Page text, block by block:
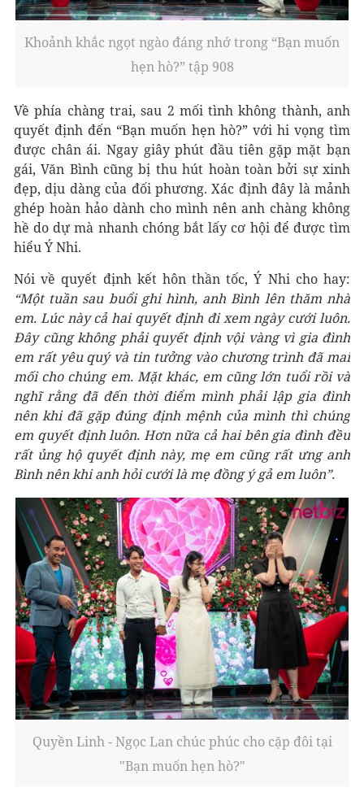
Khoảnh khắc ngọt ngào đáng nhớ trong “Bạn muốn
hẹn hò?” tập 908
Về phía chàng trai, sau 2 mối tình không thành, anh
quyết định đến “Bạn muốn hẹn hò?” với hi vọng tìm
được chân ái. Ngay giây phút đầu tiên gặp mặt bạn
gái, Văn Bình cũng bị thu hút hoàn toàn bởi sự xinh
đẹp, dịu dàng của đối phương. Xác định đây là mảnh
ghép hoàn hảo dành cho mình nên anh chàng không
hề do dự mà nhanh chóng bắt lấy cơ hội để được tìm
hiểu Ý Nhi.
Nói về quyết định kết hôn thần tốc, Ý Nhi cho hay:
“Một tuần sau buổi ghi hình, anh Bình lên thăm nhà
em. Lúc này cả hai quyết định đi xem ngày cưới luôn.
Đây cũng không phải quyết định vội vàng vì gia đình
em rất yêu quý và tin tưởng vào chương trình đã mai
mối cho chúng em. Mặt khác, em cũng lớn tuổi rồi và
nghĩ rằng đã đến thời điểm mình phải lập gia đình
nên khi đã gặp đúng định mệnh của mình thì chúng
em quyết định luôn. Hơn nữa cả hai bên gia đình đều
rất ủng hộ quyết định này, mẹ em cũng rất ưng anh
Bình nên khi anh hỏi cưới là mẹ đồng ý gả em luôn”.
Quyền Linh - Ngọc Lan chúc phúc cho cặp đôi tại
"Bạn muốn hẹn hò?"